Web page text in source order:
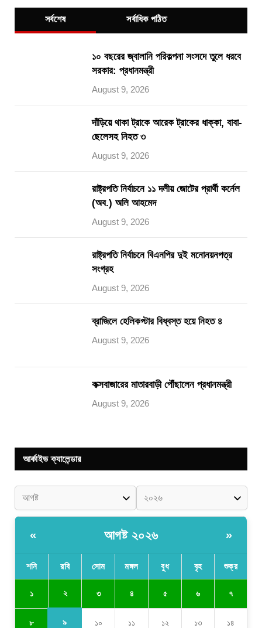
সর্বশেষ সর্বাধিক পঠিত
১০ বছরের জ্বালানি পরিকল্পনা সংসদে তুলে ধরবে
সরকার: প্রধানমন্ত্রী
August 9, 2026
দাঁড়িয়ে থাকা ট্রাকে আরেক ট্রাকের ধাক্কা, বাবা-
ছেলেসহ নিহত ৩
August 9, 2026
রাষ্ট্রপতি নির্বাচনে ১১ দলীয় জোটের প্রার্থী কর্নেল
(অব.) অলি আহমেদ
August 9, 2026
রাষ্ট্রপতি নির্বাচনে বিএনপির দুই মনোনয়নপত্র
সংগ্রহ
August 9, 2026
ব্রাজিলে হেলিকপ্টার বিধ্বস্ত হয়ে নিহত ৪
August 9, 2026
কক্সবাজারের মাতারবাড়ী পৌঁছালেন প্রধানমন্ত্রী
August 9, 2026
আর্কাইভ ক্যালেন্ডার
« আগষ্ট ২০২৬ »
শনি রবি সোম মঙ্গল বুধ বৃহ শুক্র
১ ২ ৩ ৪ ৫ ৬ ৭
৮ ৯ ১০ ১১ ১২ ১৩ ১৪